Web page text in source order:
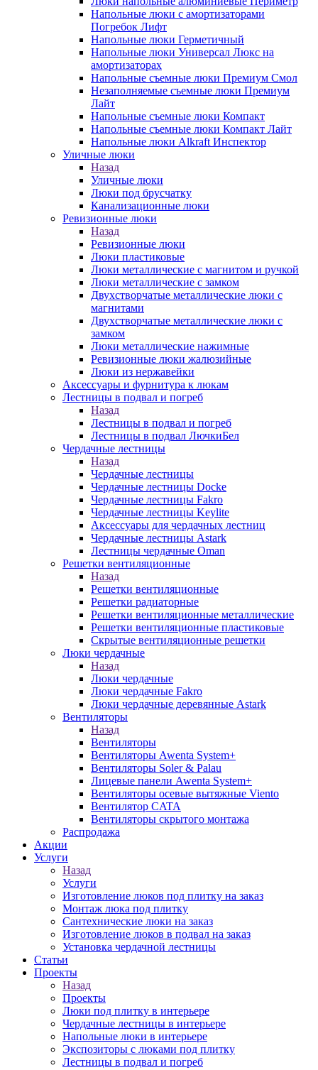
Напольные люки с амортизаторами
Погребок Лифт
Напольные люки Герметичный
Напольные люки Универсал Люкс на
амортизаторах
Напольные съемные люки Премиум Смол
Незаполняемые съемные люки Премиум
Лайт
Напольные съемные люки Компакт
Напольные съемные люки Компакт Лайт
Напольные люки Alkraft Инспектор
Уличные люки
Назад
Уличные люки
Люки под брусчатку
Канализационные люки
Ревизионные люки
Назад
Ревизионные люки
Люки пластиковые
Люки металлические с магнитом и ручкой
Люки металлические с замком
Двухстворчатые металлические люки с
магнитами
Двухстворчатые металлические люки с
замком
Люки металлические нажимные
Ревизионные люки жалюзийные
Люки из нержавейки
Аксессуары и фурнитура к люкам
Лестницы в подвал и погреб
Назад
Лестницы в подвал и погреб
Лестницы в подвал ЛючкиБел
Чердачные лестницы
Назад
Чердачные лестницы
Чердачные лестницы Docke
Чердачные лестницы Fakro
Чердачные лестницы Keylite
Аксессуары для чердачных лестниц
Чердачные лестницы Astark
Лестницы чердачные Oman
Решетки вентиляционные
Назад
Решетки вентиляционные
Решетки радиаторные
Решетки вентиляционные металлические
Решетки вентиляционные пластиковые
Скрытые вентиляционные решетки
Люки чердачные
Назад
Люки чердачные
Люки чердачные Fakro
Люки чердачные деревянные Astark
Вентиляторы
Назад
Вентиляторы
Вентиляторы Awenta System+
Вентиляторы Soler & Palau
Лицевые панели Awenta System+
Вентиляторы осевые вытяжные Viento
Вентилятор CATA
Вентиляторы скрытого монтажа
Распродажа
Акции
Услуги
Назад
Услуги
Изготовление люков под плитку на заказ
Монтаж люка под плитку
Сантехнические люки на заказ
Изготовление люков в подвал на заказ
Установка чердачной лестницы
Статьи
Проекты
Назад
Проекты
Люки под плитку в интерьере
Чердачные лестницы в интерьере
Напольные люки в интерьере
Экспозиторы с люками под плитку
Лестницы в подвал и погреб